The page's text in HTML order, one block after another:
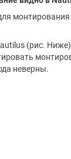
(рис.
неверны.